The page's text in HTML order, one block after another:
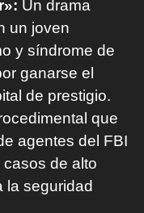
Un drama
un joven
y síndrome de
ganarse el
de prestigio.
que
agentes del FBI
de alto
la seguridad